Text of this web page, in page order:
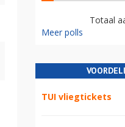
Totaal
Meer polls
TUI vliegtickets